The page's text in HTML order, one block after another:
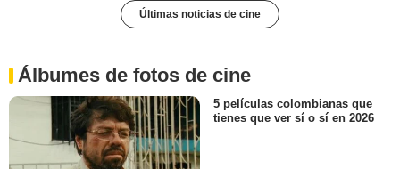
Últimas noticias de cine
Álbumes de fotos de cine
5 películas colombianas que
tienes que ver sí o sí en 2026